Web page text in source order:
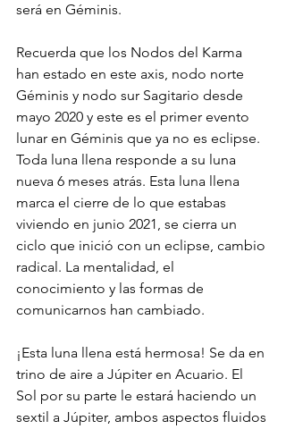
será en Géminis.
Recuerda que los Nodos del Karma
han estado en este axis, nodo norte
Géminis y nodo sur Sagitario desde
mayo 2020 y este es el primer evento
lunar en Géminis que ya no es eclipse.
Toda luna llena responde a su luna
nueva 6 meses atrás. Esta luna llena
marca el cierre de lo que estabas
viviendo en junio 2021, se cierra un
ciclo que inició con un eclipse, cambio
radical. La mentalidad, el
conocimiento y las formas de
comunicarnos han cambiado.
¡Esta luna llena está hermosa! Se da en
trino de aire a Júpiter en Acuario. El
Sol por su parte le estará haciendo un
sextil a Júpiter, ambos aspectos fluidos